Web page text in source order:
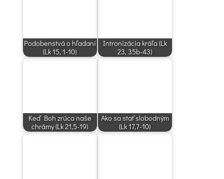
Podobenstvá o hľadaní
(Lk 15, 1-10)
Intronizácia kráľa (Lk
23, 35b-43)
Keď Boh zrúca naše
chrámy (Lk 21,5-19)
Ako sa stať slobodným
(Lk 17,7-10)